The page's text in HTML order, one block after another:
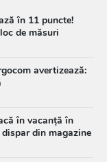
în 11 puncte!
de măsuri
avertizează:
în vacanță în
din magazine